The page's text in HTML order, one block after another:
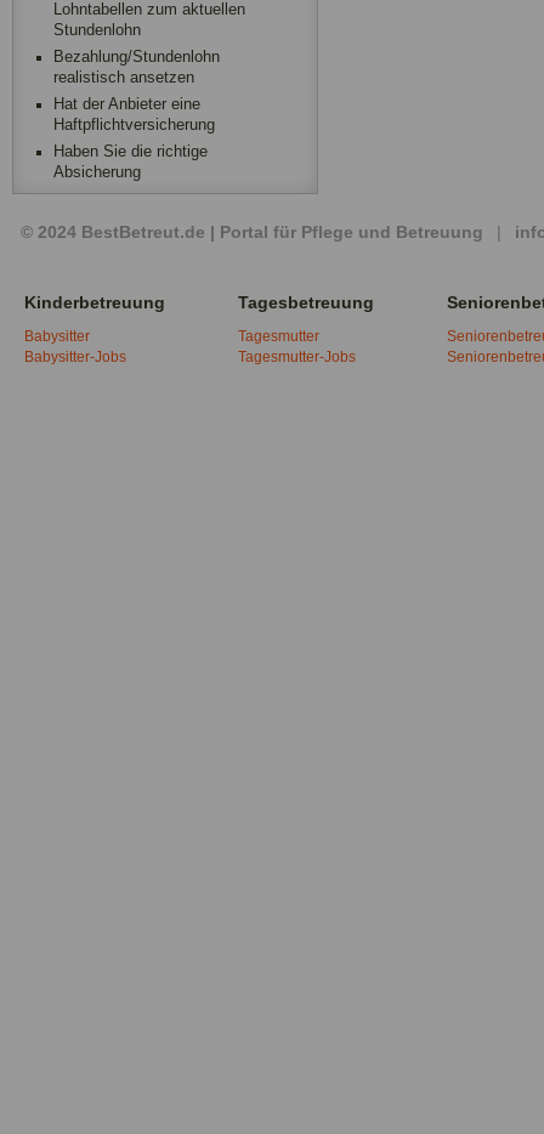
Lohntabellen zum aktuellen
Stundenlohn
Bezahlung/Stundenlohn
realistisch ansetzen
Hat der Anbieter eine
Haftpflichtversicherung
Haben Sie die richtige
Absicherung
© 2024 BestBetreut.de | Portal für Pflege und Betreuung |
Kinderbetreuung
Babysitter
Babysitter-Jobs
Tagesbetreuung
Tagesmutter
Tagesmutter-Jobs